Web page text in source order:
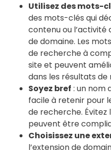
Utilisez des mots-
des mots-clés qui
contenu ou l’activité
de domaine. Les
de recherche à
site et peuvent
dans les résultats de
Soyez bref : un nom
facile à retenir pour
de recherche. Évitez
peuvent être
Choisissez une
l’extension de